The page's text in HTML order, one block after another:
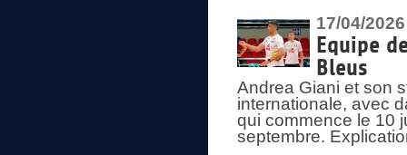
17/04/2026
Equipe
Bleus
Andrea Giani et son
internationale, avec
qui commence le 10
septembre.